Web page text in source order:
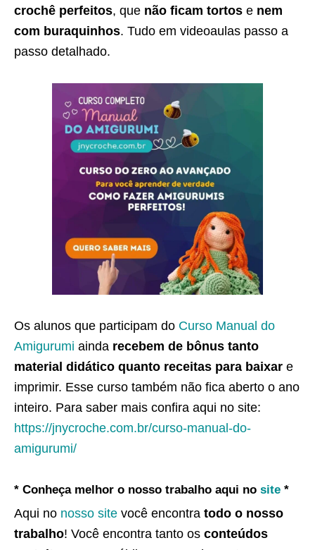
crochê perfeitos, que não ficam tortos e nem
com buraquinhos. Tudo em videoaulas passo a
passo detalhado.
Os alunos que participam do Curso Manual do
Amigurumi ainda recebem de bônus tanto
material didático quanto receitas para baixar e
imprimir. Esse curso também não fica aberto o ano
inteiro. Para saber mais confira aqui no site:
https://jnycroche.com.br/curso-manual-do-
amigurumi/
* Conheça melhor o nosso trabalho aqui no site *
Aqui no nosso site você encontra todo o nosso
trabalho! Você encontra tanto os conteúdos